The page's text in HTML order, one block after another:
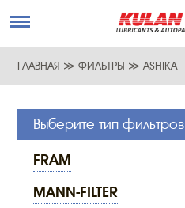
ГЛАВНАЯ ≫ ФИЛЬТРЫ ≫ ASHIKA
Выберите тип фильтров
FRAM
MANN-FILTER